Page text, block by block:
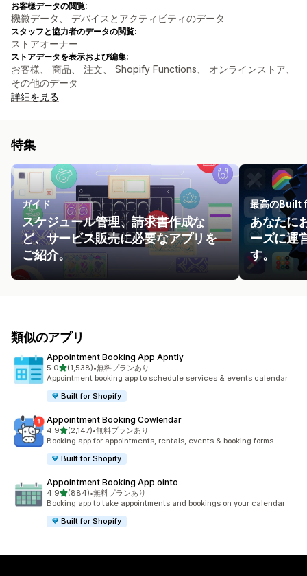
お客様データの閲覧:
機微データ、 デバイスとアクティビティのデータ
スタッフと協力者のデータの閲覧:
ストアオーナー
ストアデータを表示および編集:
お客様、 商品、 注文、 Shopify Functions、 オンラインストア、
その他のデータ
詳細を見る
特集
ガイド
スケジュール管理、請求書作成な
ど、サービス販売に必要なアプリを
ご紹介。
最高のBuilt
あなたに
ーズに運
す。
類似のアプリ
Appointment Booking App Apntly
5.05つ星中
(1,538)
合計レビュー数：1538件
•無料プランあり
Appointment booking app to schedule services & events calendar
Built for Shopify
Appointment Booking Cowlendar
4.95つ星中
(2,147)
合計レビュー数：2147件
•無料プランあり
Booking app for appointments, rentals, events & booking forms.
Built for Shopify
Appointment Booking App ointo
4.95つ星中
(884)
合計レビュー数：884件
•無料プランあり
Booking app to take appointments and bookings on your calendar
Built for Shopify